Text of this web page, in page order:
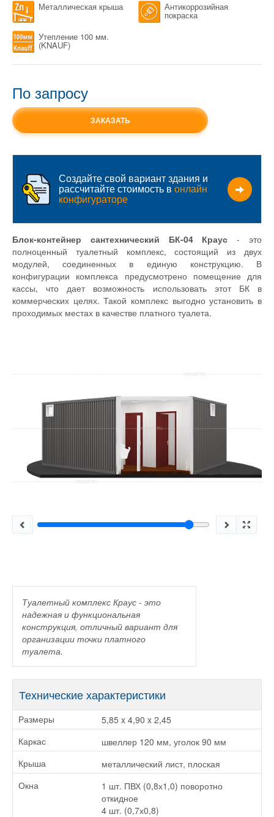
Металлическая крыша Антикоррозийная
покраска
Утепление 100 мм.
(KNAUF)
По запросу
ЗАКАЗАТЬ
Создайте свой вариант здания и
рассчитайте стоимость в онлайн
конфигураторе
Блок-контейнер сантехнический БК-04 Краус - это
полноценный туалетный комплекс, состоящий из двух
модулей, соединенных в единую конструкцию. В
конфигурации комплекса предусмотрено помещение для
кассы, что дает возможность использовать этот БК в
коммерческих целях. Такой комплекс выгодно установить в
проходимых местах в качестве платного туалета.
Туалетный комплекс Краус - это
надежная и функциональная
конструкция, отличный вариант для
организации точки платного
туалета.
Технические характеристики
Размеры 5,85 x 4,90 x 2,45
Каркас швеллер 120 мм, уголок 90 мм
Крыша металлический лист, плоская
Окна
1 шт. ПВХ (0,8х1,0) поворотно
откидное
4 шт. (0,7х0,8)